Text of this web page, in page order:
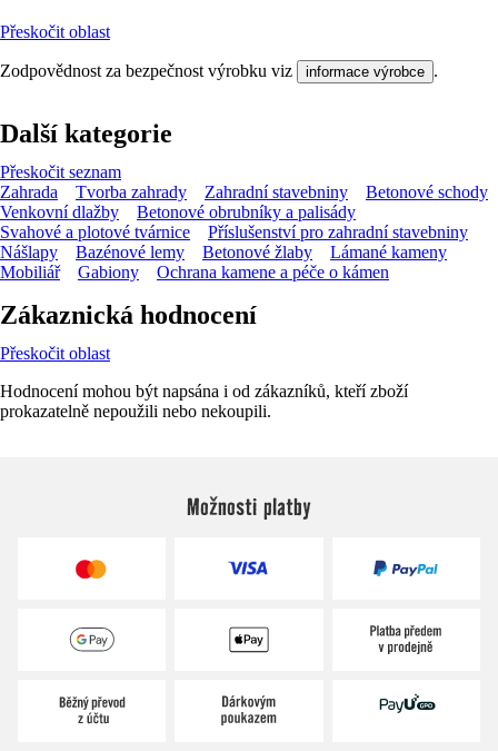
Přeskočit oblast
Zodpovědnost za bezpečnost výrobku viz informace výrobce .
Další kategorie
Přeskočit seznam
Zahrada
Tvorba zahrady Zahradní stavebniny
Betonové schody
Venkovní dlažby
Betonové obrubníky a palisády
Svahové a plotové tvárnice
Příslušenství pro zahradní stavebniny
Nášlapy
Bazénové lemy Betonové žlaby
Lámané kameny
Mobiliář
Gabiony Ochrana kamene a péče o kámen
Zákaznická hodnocení
Přeskočit oblast
Hodnocení mohou být napsána i od zákazníků, kteří zboží
prokazatelně nepoužili nebo nekoupili.
Možnosti platby